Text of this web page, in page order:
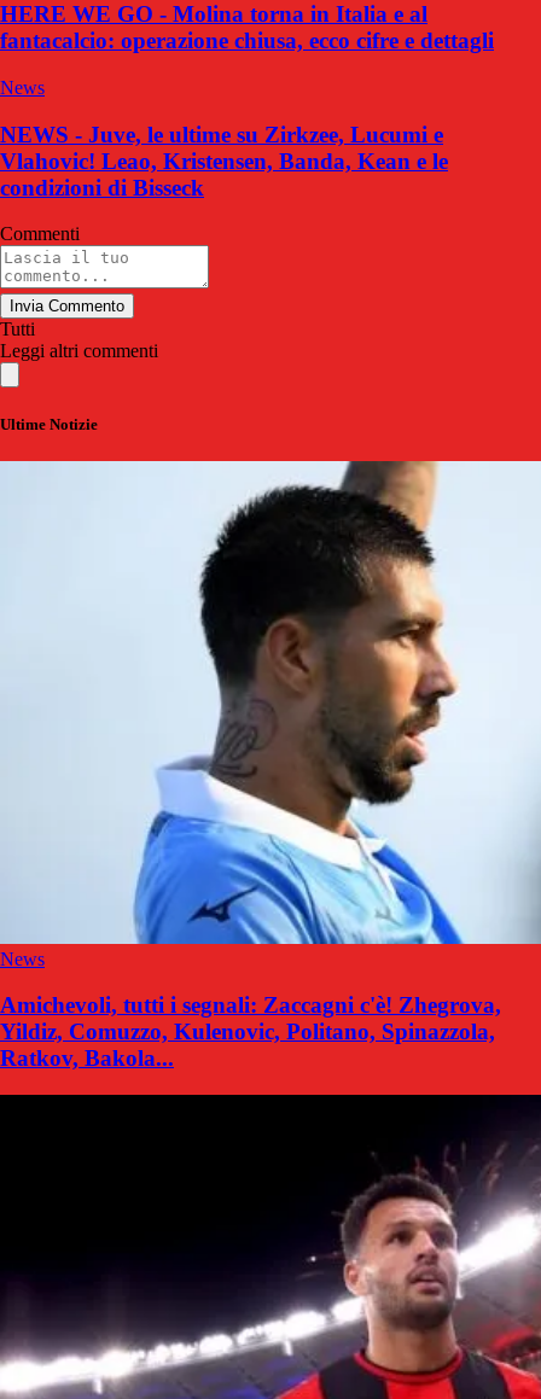
HERE WE GO - Molina torna in Italia e al
fantacalcio: operazione chiusa, ecco cifre e dettagli
News
NEWS - Juve, le ultime su Zirkzee, Lucumi e
Vlahovic! Leao, Kristensen, Banda, Kean e le
condizioni di Bisseck
Commenti
Invia Commento
Tutti
Leggi altri commenti
Ultime Notizie
News
Amichevoli, tutti i segnali: Zaccagni c'è! Zhegrova,
Yildiz, Comuzzo, Kulenovic, Politano, Spinazzola,
Ratkov, Bakola...